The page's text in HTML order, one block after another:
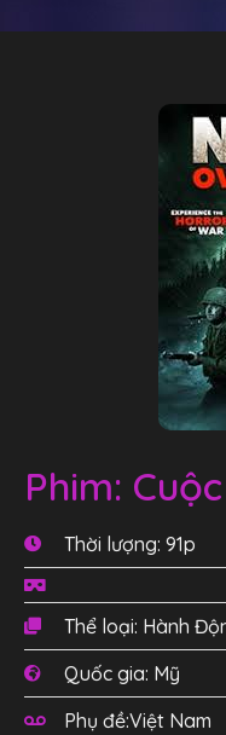
Phim:
Thời lượng: 91p
Thể loại: Hành
Quốc gia: Mỹ
Phụ đề:Việt Nam